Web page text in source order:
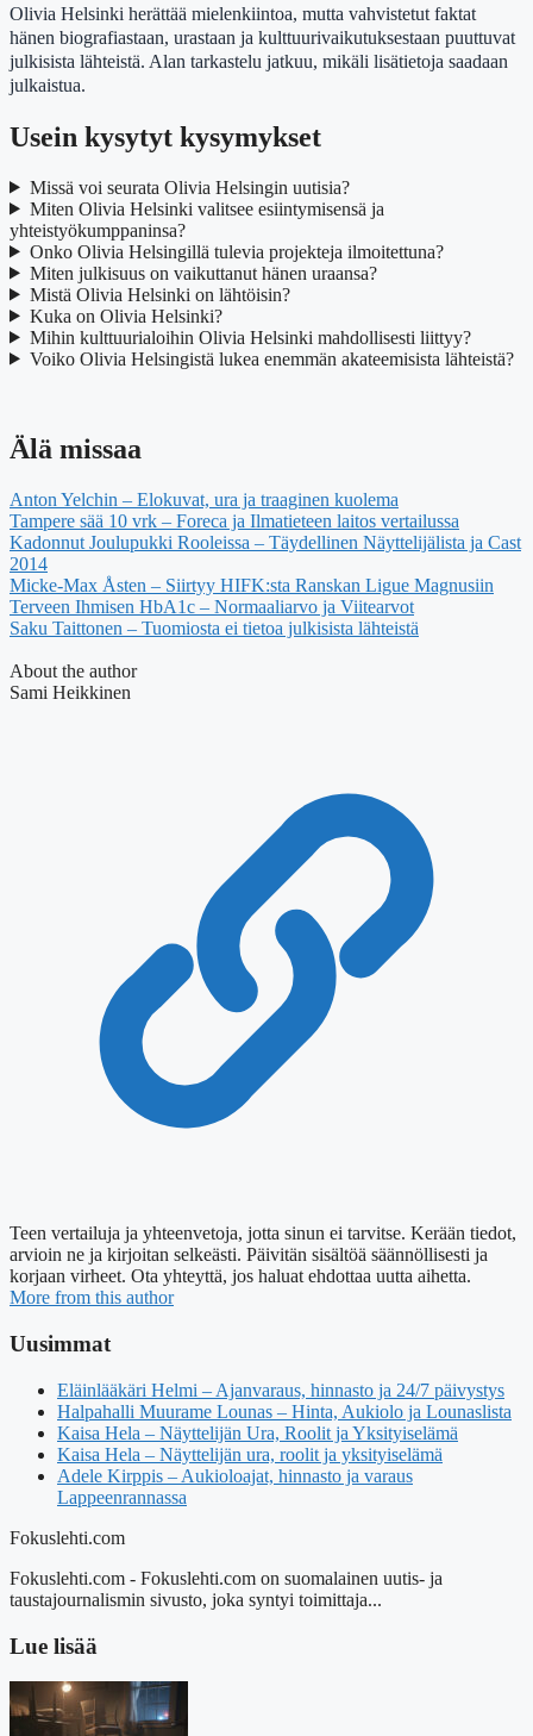
Olivia Helsinki herättää mielenkiintoa, mutta vahvistetut faktat
hänen biografiastaan, urastaan ja kulttuurivaikutuksestaan puuttuvat
julkisista lähteistä. Alan tarkastelu jatkuu, mikäli lisätietoja saadaan
julkaistua.
Usein kysytyt kysymykset
Missä voi seurata Olivia Helsingin uutisia?
Miten Olivia Helsinki valitsee esiintymisensä ja
yhteistyökumppaninsa?
Onko Olivia Helsingillä tulevia projekteja ilmoitettuna?
Miten julkisuus on vaikuttanut hänen uraansa?
Mistä Olivia Helsinki on lähtöisin?
Kuka on Olivia Helsinki?
Mihin kulttuurialoihin Olivia Helsinki mahdollisesti liittyy?
Voiko Olivia Helsingistä lukea enemmän akateemisista lähteistä?
Älä missaa
Anton Yelchin – Elokuvat, ura ja traaginen kuolema
Tampere sää 10 vrk – Foreca ja Ilmatieteen laitos vertailussa
Kadonnut Joulupukki Rooleissa – Täydellinen Näyttelijälista ja Cast
2014
Micke-Max Åsten – Siirtyy HIFK:sta Ranskan Ligue Magnusiin
Terveen Ihmisen HbA1c – Normaaliarvo ja Viitearvot
Saku Taittonen – Tuomiosta ei tietoa julkisista lähteistä
About the author
Sami Heikkinen
Teen vertailuja ja yhteenvetoja, jotta sinun ei tarvitse. Kerään tiedot,
arvioin ne ja kirjoitan selkeästi. Päivitän sisältöä säännöllisesti ja
korjaan virheet. Ota yhteyttä, jos haluat ehdottaa uutta aihetta.
More from this author
Uusimmat
Eläinlääkäri Helmi – Ajanvaraus, hinnasto ja 24/7 päivystys
Halpahalli Muurame Lounas – Hinta, Aukiolo ja Lounaslista
Kaisa Hela – Näyttelijän Ura, Roolit ja Yksityiselämä
Kaisa Hela – Näyttelijän ura, roolit ja yksityiselämä
Adele Kirppis – Aukioloajat, hinnasto ja varaus
Lappeenrannassa
Fokuslehti.com
Fokuslehti.com - Fokuslehti.com on suomalainen uutis- ja
taustajournalismin sivusto, joka syntyi toimittaja...
Lue lisää